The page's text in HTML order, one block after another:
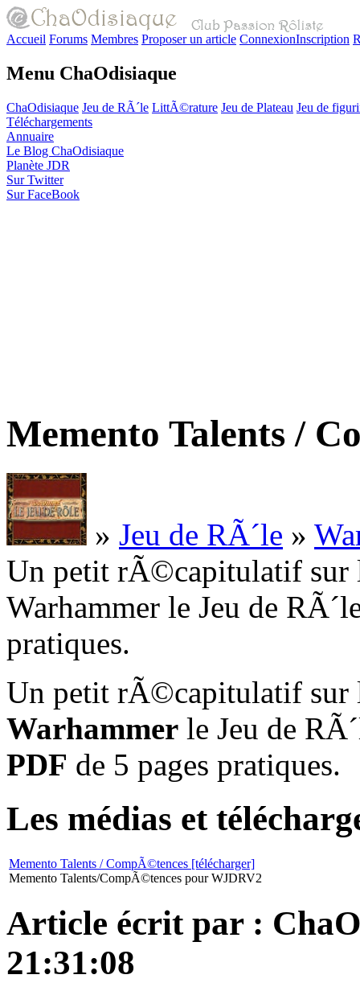
Accueil Forums Membres Proposer un article ConnexionInscription
Menu ChaOdisiaque
ChaOdisiaque Jeu de RÃ´le LittÃ©rature Jeu de Plateau Jeu de
Téléchargements
Annuaire
Le Blog ChaOdisiaque
Planète JDR
Sur Twitter
Sur FaceBook
Memento Talents /
» Jeu de RÃ´le »
Un petit rÃ©capitulatif sur
Warhammer le Jeu de
pratiques.
Un petit rÃ©capitulatif sur
Warhammer le Jeu de
PDF de 5 pages pratiques.
Les médias et
Memento Talents / CompÃ©tences [télécharger]
Memento Talents/CompÃ©tences pour WJDRV2
Article écrit par :
21:31:08